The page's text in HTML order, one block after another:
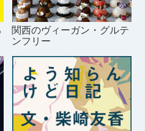
関西のヴィーガン・グルテ
ンフリー